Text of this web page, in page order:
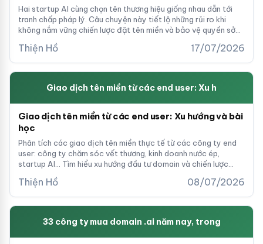
Hai startup AI cùng chọn tên thương hiệu giống nhau dẫn tới
tranh chấp pháp lý. Câu chuyện này tiết lộ những rủi ro khi
không nắm vững chiến lược đặt tên miền và bảo vệ quyền sở
Thiện Hồ 17/07/2026
Giao dịch tên miền từ các end user: Xu h
Giao dịch tên miền từ các end user: Xu hướng và bài
học
Phân tích các giao dịch tên miền thực tế từ các công ty end
user: công ty chăm sóc vết thương, kinh doanh nước ép,
startup AI... Tìm hiểu xu hướng đầu tư domain và chiến lược
Thiện Hồ 08/07/2026
33 công ty mua domain .ai năm nay, trong